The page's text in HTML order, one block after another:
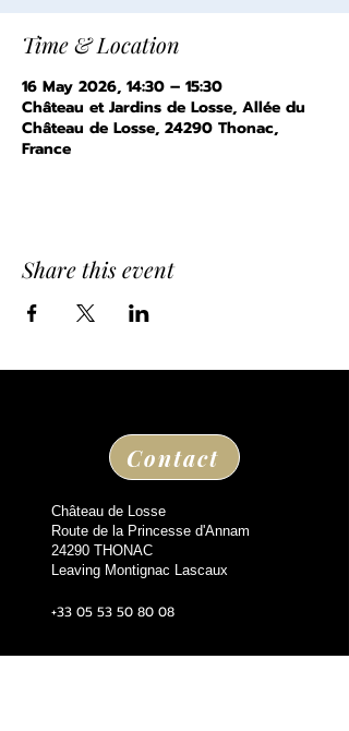
Time & Location
16 May 2026, 14:30 – 15:30
Château et Jardins de Losse, Allée du
Château de Losse, 24290 Thonac,
France
Share this event
Contact
Château de Losse
Route de la Princesse d'Annam
24290 THONAC
Leaving Montignac Lascaux
+33 05 53 50 80 08